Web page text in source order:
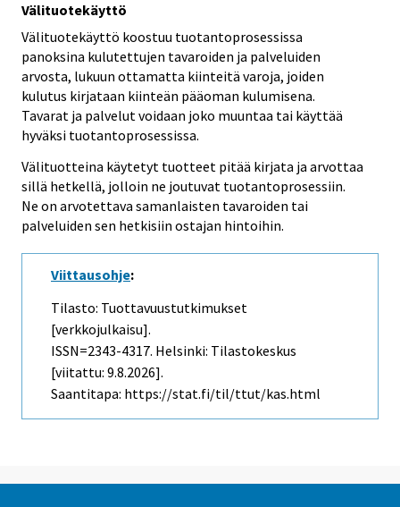
Välituotekäyttö
Välituotekäyttö koostuu tuotantoprosessissa
panoksina kulutettujen tavaroiden ja palveluiden
arvosta, lukuun ottamatta kiinteitä varoja, joiden
kulutus kirjataan kiinteän pääoman kulumisena.
Tavarat ja palvelut voidaan joko muuntaa tai käyttää
hyväksi tuotantoprosessissa.
Välituotteina käytetyt tuotteet pitää kirjata ja arvottaa
sillä hetkellä, jolloin ne joutuvat tuotantoprosessiin.
Ne on arvotettava samanlaisten tavaroiden tai
palveluiden sen hetkisiin ostajan hintoihin.
Viittausohje:
Tilasto: Tuottavuustutkimukset
[verkkojulkaisu].
ISSN=2343-4317. Helsinki: Tilastokeskus
[viitattu: 9.8.2026].
Saantitapa: https://stat.fi/til/ttut/kas.html